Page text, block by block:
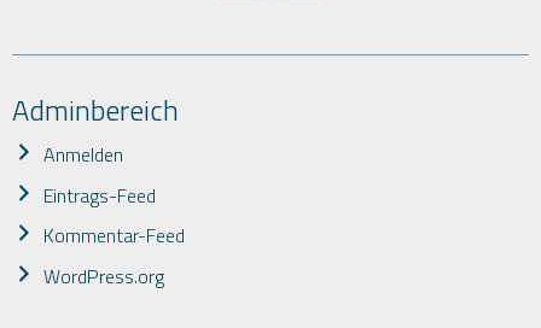
Adminbereich
Anmelden
Eintrags-Feed
Kommentar-Feed
WordPress.org